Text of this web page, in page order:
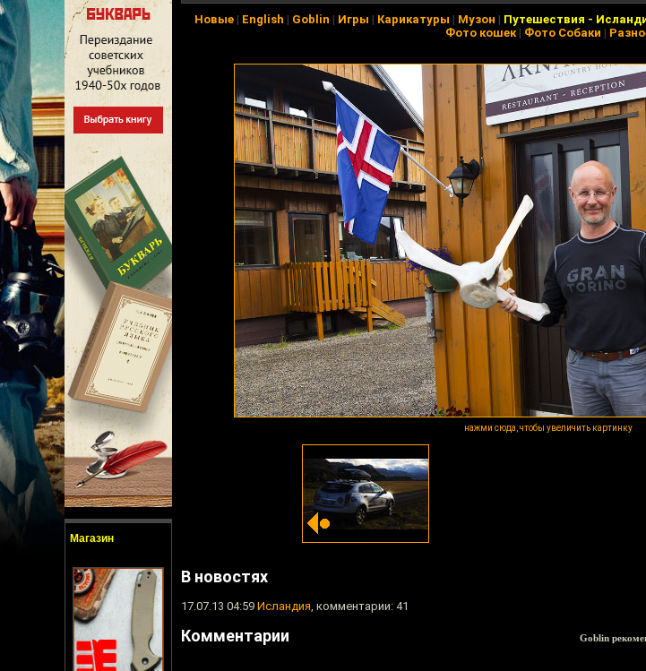
Магазин
Новые | English | Goblin | Игры | Карикатуры | Музон | Путешествия -
Фото кошек| Фото Собаки |
нажми сюда, чтобы увеличить картинку
В новостях
17.07.13 04:59 Исландия, комментарии: 41
Комментарии Goblin